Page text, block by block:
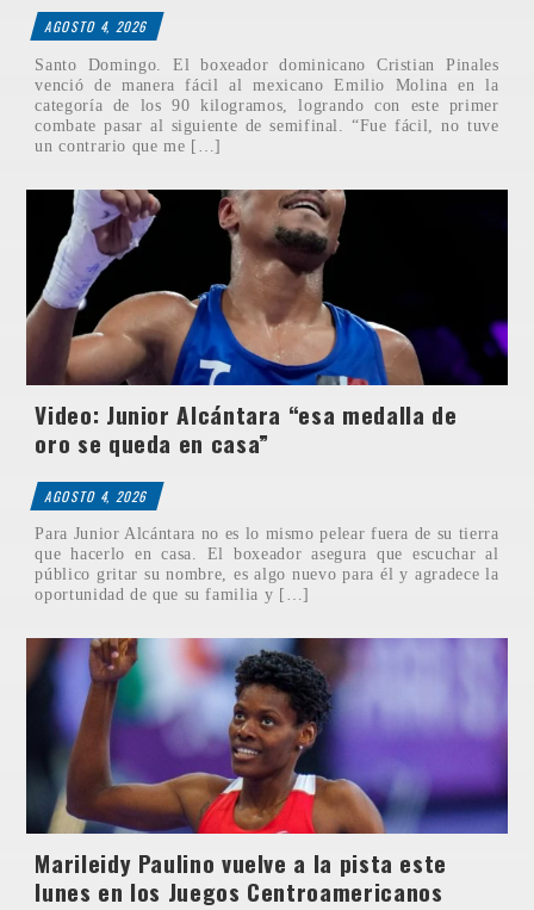
AGOSTO 4, 2026
Santo Domingo. El boxeador dominicano Cristian Pinales
venció de manera fácil al mexicano Emilio Molina en la
categoría de los 90 kilogramos, logrando con este primer
combate pasar al siguiente de semifinal. “Fue fácil, no tuve
un contrario que me […]
Video: Junior Alcántara “esa medalla de
oro se queda en casa”
AGOSTO 4, 2026
Para Junior Alcántara no es lo mismo pelear fuera de su tierra
que hacerlo en casa. El boxeador asegura que escuchar al
público gritar su nombre, es algo nuevo para él y agradece la
oportunidad de que su familia y […]
Marileidy Paulino vuelve a la pista este
lunes en los Juegos Centroamericanos